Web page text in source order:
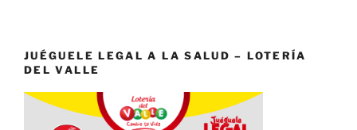
JUÉGUELE LEGAL A LA SALUD – LOTERÍA
DEL VALLE